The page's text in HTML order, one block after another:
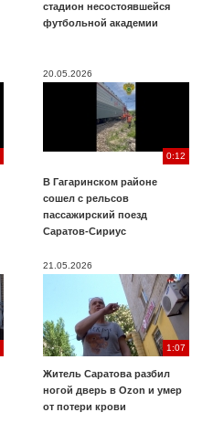
стадион несостоявшейся
футбольной академии
20.05.2026
0:12
В Гагаринском районе
сошел с рельсов
пассажирский поезд
Саратов-Сириус
21.05.2026
1:07
Житель Саратова разбил
ногой дверь в Ozon и умер
от потери крови